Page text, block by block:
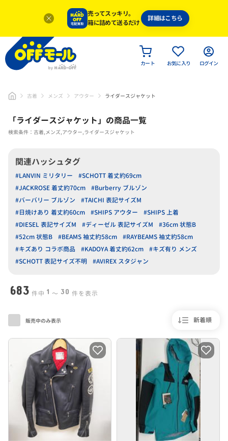
売ってスッキリ。
箱に詰めて送るだけ
詳細はこちら
カート お気に入り ログイン
古着 メンズ アウター ライダースジャケット
「ライダースジャケット」 の商品一覧
検索条件：古着,メンズ,アウター,ライダースジャケット
関連ハッシュタグ
#LANVIN ミリタリー
#SCHOTT 着丈約69cm
#JACKROSE 着丈約70cm
#Burberry ブルゾン
#バーバリー ブルゾン
#TAICHI 表記サイズM
#日焼けあり 着丈約60cm
#SHIPS アウター
#SHIPS 上着
#DIESEL 表記サイズM
#ディーゼル 表記サイズM
#36cm 状態B
#52cm 状態B
#BEAMS 袖丈約58cm
#RAYBEAMS 袖丈約58cm
#キズあり コラボ商品
#KADOYA 着丈約62cm
#キズ有り メンズ
#SCHOTT 表記サイズ不明
#AVIREX スタジャン
683 件中 1 〜 30 件を表示
新着順
販売中のみ表示